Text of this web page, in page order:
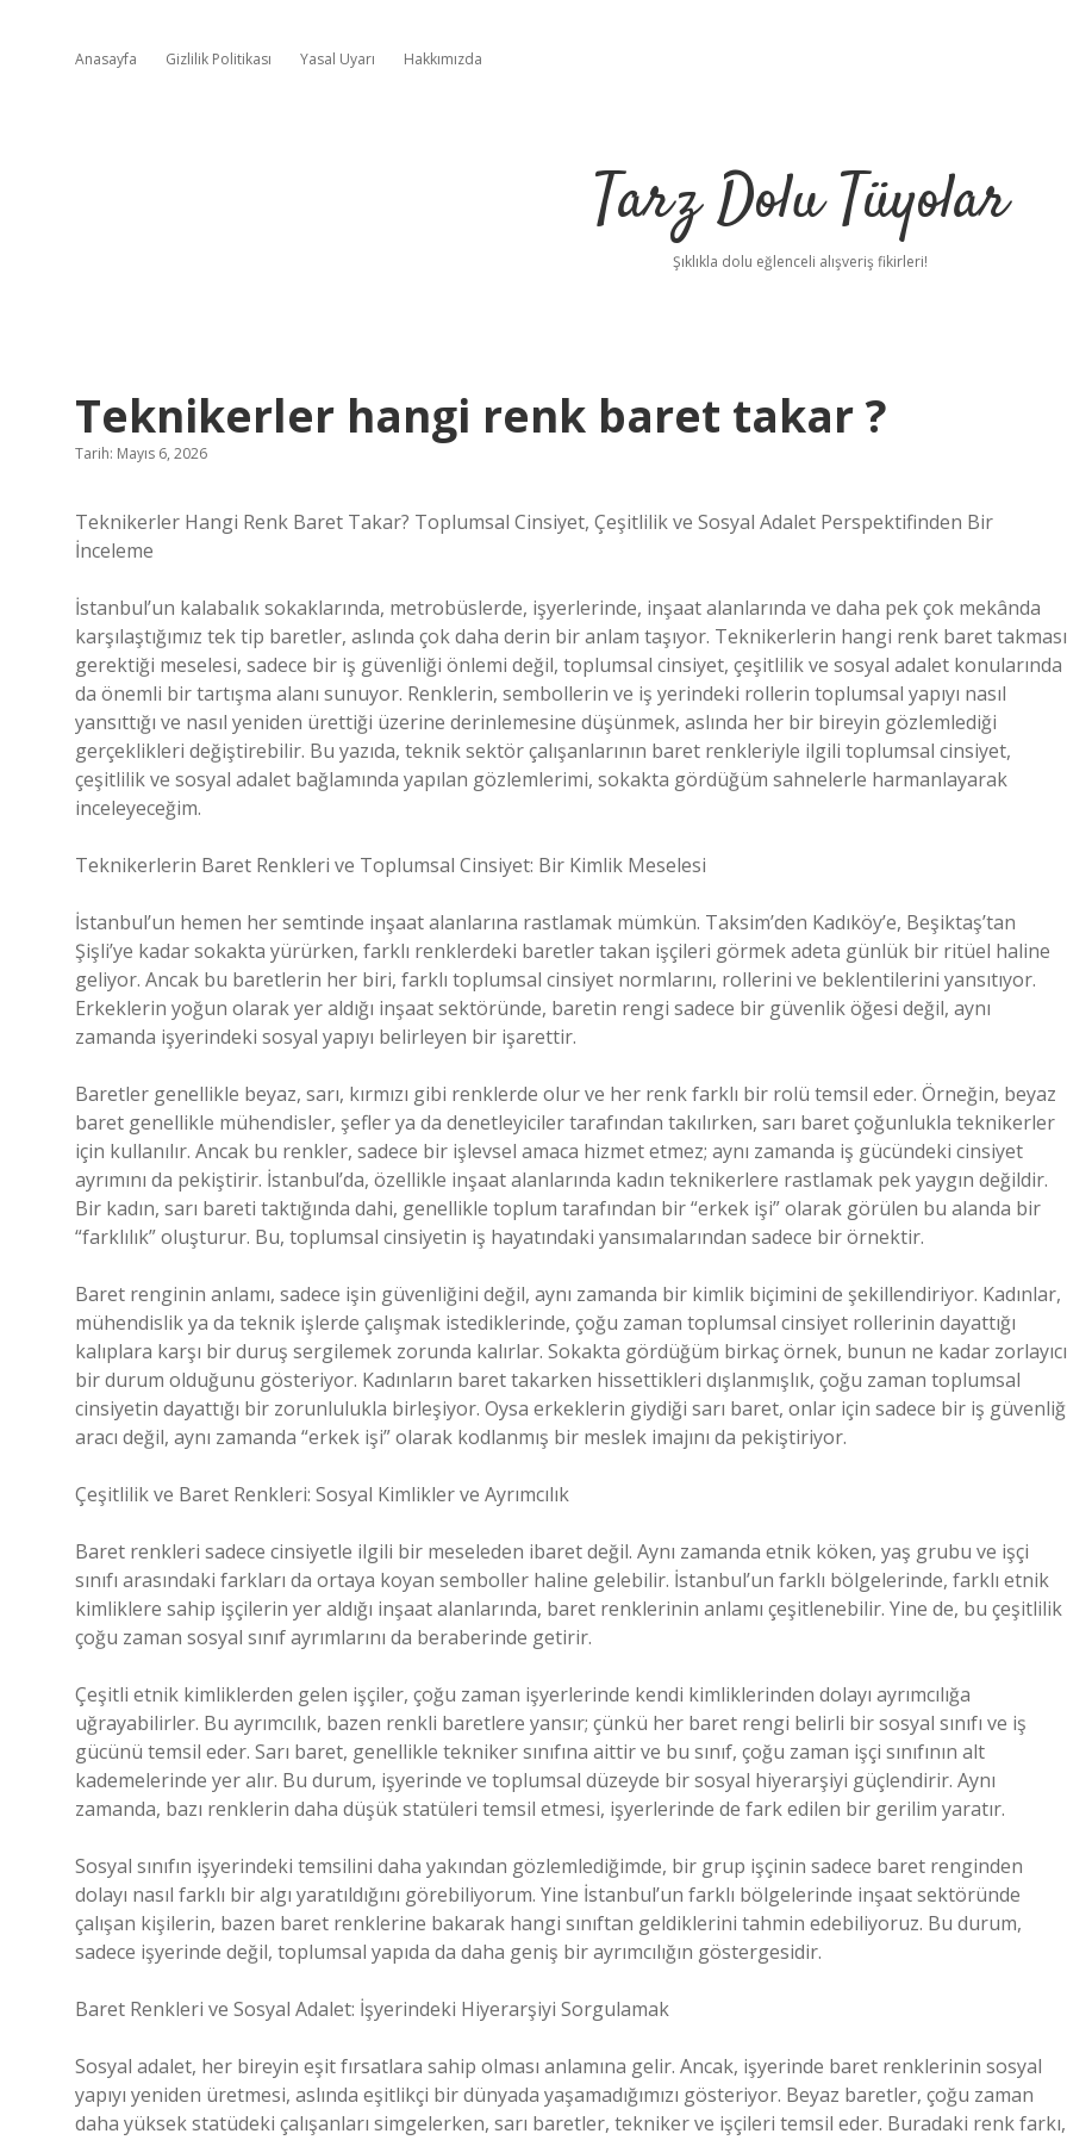
Anasayfa Gizlilik Politikası Yasal Uyarı Hakkımızda
Tarz Dolu Tüyolar
Şıklıkla dolu eğlenceli alışveriş fikirleri!
Teknikerler hangi renk baret takar ?
Tarih: Mayıs 6, 2026
Teknikerler Hangi Renk Baret Takar? Toplumsal Cinsiyet, Çeşitlilik ve Sosyal Adalet Perspektifinden Bir
İnceleme
İstanbul’un kalabalık sokaklarında, metrobüslerde, işyerlerinde, inşaat alanlarında ve daha pek çok mekânda
karşılaştığımız tek tip baretler, aslında çok daha derin bir anlam taşıyor. Teknikerlerin hangi renk baret takması
gerektiği meselesi, sadece bir iş güvenliği önlemi değil, toplumsal cinsiyet, çeşitlilik ve sosyal adalet konularında
da önemli bir tartışma alanı sunuyor. Renklerin, sembollerin ve iş yerindeki rollerin toplumsal yapıyı nasıl
yansıttığı ve nasıl yeniden ürettiği üzerine derinlemesine düşünmek, aslında her bir bireyin gözlemlediği
gerçeklikleri değiştirebilir. Bu yazıda, teknik sektör çalışanlarının baret renkleriyle ilgili toplumsal cinsiyet,
çeşitlilik ve sosyal adalet bağlamında yapılan gözlemlerimi, sokakta gördüğüm sahnelerle harmanlayarak
inceleyeceğim.
Teknikerlerin Baret Renkleri ve Toplumsal Cinsiyet: Bir Kimlik Meselesi
İstanbul’un hemen her semtinde inşaat alanlarına rastlamak mümkün. Taksim’den Kadıköy’e, Beşiktaş’tan
Şişli’ye kadar sokakta yürürken, farklı renklerdeki baretler takan işçileri görmek adeta günlük bir ritüel haline
geliyor. Ancak bu baretlerin her biri, farklı toplumsal cinsiyet normlarını, rollerini ve beklentilerini yansıtıyor.
Erkeklerin yoğun olarak yer aldığı inşaat sektöründe, baretin rengi sadece bir güvenlik öğesi değil, aynı
zamanda işyerindeki sosyal yapıyı belirleyen bir işarettir.
Baretler genellikle beyaz, sarı, kırmızı gibi renklerde olur ve her renk farklı bir rolü temsil eder. Örneğin, beyaz
baret genellikle mühendisler, şefler ya da denetleyiciler tarafından takılırken, sarı baret çoğunlukla teknikerler
için kullanılır. Ancak bu renkler, sadece bir işlevsel amaca hizmet etmez; aynı zamanda iş gücündeki cinsiyet
ayrımını da pekiştirir. İstanbul’da, özellikle inşaat alanlarında kadın teknikerlere rastlamak pek yaygın değildir.
Bir kadın, sarı bareti taktığında dahi, genellikle toplum tarafından bir “erkek işi” olarak görülen bu alanda bir
“farklılık” oluşturur. Bu, toplumsal cinsiyetin iş hayatındaki yansımalarından sadece bir örnektir.
Baret renginin anlamı, sadece işin güvenliğini değil, aynı zamanda bir kimlik biçimini de şekillendiriyor. Kadınlar,
mühendislik ya da teknik işlerde çalışmak istediklerinde, çoğu zaman toplumsal cinsiyet rollerinin dayattığı
kalıplara karşı bir duruş sergilemek zorunda kalırlar. Sokakta gördüğüm birkaç örnek, bunun ne kadar zorlayıcı
bir durum olduğunu gösteriyor. Kadınların baret takarken hissettikleri dışlanmışlık, çoğu zaman toplumsal
cinsiyetin dayattığı bir zorunlulukla birleşiyor. Oysa erkeklerin giydiği sarı baret, onlar için sadece bir iş
aracı değil, aynı zamanda “erkek işi” olarak kodlanmış bir meslek imajını da pekiştiriyor.
Çeşitlilik ve Baret Renkleri: Sosyal Kimlikler ve Ayrımcılık
Baret renkleri sadece cinsiyetle ilgili bir meseleden ibaret değil. Aynı zamanda etnik köken, yaş grubu ve işçi
sınıfı arasındaki farkları da ortaya koyan semboller haline gelebilir. İstanbul’un farklı bölgelerinde, farklı etnik
kimliklere sahip işçilerin yer aldığı inşaat alanlarında, baret renklerinin anlamı çeşitlenebilir. Yine de, bu çeşitlilik
çoğu zaman sosyal sınıf ayrımlarını da beraberinde getirir.
Çeşitli etnik kimliklerden gelen işçiler, çoğu zaman işyerlerinde kendi kimliklerinden dolayı ayrımcılığa
uğrayabilirler. Bu ayrımcılık, bazen renkli baretlere yansır; çünkü her baret rengi belirli bir sosyal sınıfı ve iş
gücünü temsil eder. Sarı baret, genellikle tekniker sınıfına aittir ve bu sınıf, çoğu zaman işçi sınıfının alt
kademelerinde yer alır. Bu durum, işyerinde ve toplumsal düzeyde bir sosyal hiyerarşiyi güçlendirir. Aynı
zamanda, bazı renklerin daha düşük statüleri temsil etmesi, işyerlerinde de fark edilen bir gerilim yaratır.
Sosyal sınıfın işyerindeki temsilini daha yakından gözlemlediğimde, bir grup işçinin sadece baret renginden
dolayı nasıl farklı bir algı yaratıldığını görebiliyorum. Yine İstanbul’un farklı bölgelerinde inşaat sektöründe
çalışan kişilerin, bazen baret renklerine bakarak hangi sınıftan geldiklerini tahmin edebiliyoruz. Bu durum,
sadece işyerinde değil, toplumsal yapıda da daha geniş bir ayrımcılığın göstergesidir.
Baret Renkleri ve Sosyal Adalet: İşyerindeki Hiyerarşiyi Sorgulamak
Sosyal adalet, her bireyin eşit fırsatlara sahip olması anlamına gelir. Ancak, işyerinde baret renklerinin sosyal
yapıyı yeniden üretmesi, aslında eşitlikçi bir dünyada yaşamadığımızı gösteriyor. Beyaz baretler, çoğu zaman
daha yüksek statüdeki çalışanları simgelerken, sarı baretler, tekniker ve işçileri temsil eder. Buradaki renk farkı,